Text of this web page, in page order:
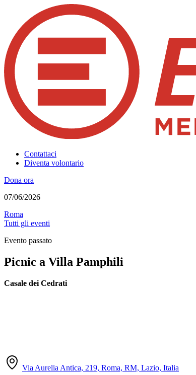
Contattaci
Diventa volontario
Dona ora
07/06/2026
Roma
Tutti gli eventi
Evento passato
Picnic a Villa Pamphili
Casale dei Cedrati
Via Aurelia Antica, 219, Roma, RM, Lazio, Italia